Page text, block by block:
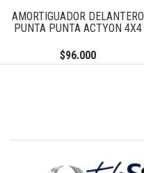
AMORTIGUADOR DELANTERO
PUNTA PUNTA ACTYON 4X4
$96.000